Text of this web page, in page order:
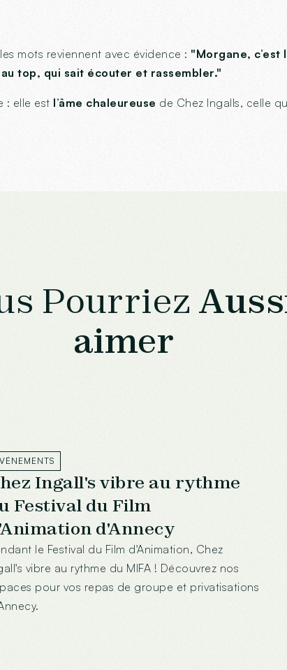
mots reviennent avec évidence : "Morgane, c’est
top, qui sait écouter et rassembler."
: elle est l’âme chaleureuse de Chez Ingalls, celle
Pourriez
aimer
Ingall's vibre au rythme
Festival du Film
d'Annecy
le Festival du Film d'Animation, Chez
vibre au rythme du MIFA ! Découvrez nos
pour vos repas de groupe et privatisations